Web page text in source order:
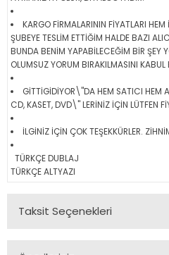
KARGO FİRMALARININ FİYATLARI
ŞUBEYE TESLİM ETTİĞİM HALDE BAZI
BUNDA BENİM YAPABİLECEĞİM BİR ŞEY
OLUMSUZ YORUM BIRAKILMASINI KABUL
GİTTİGİDİYOR\"DA HEM SATICI HEM
CD, KASET, DVD\" LERİNİZ İÇİN LÜTFEN
İLGİNİZ İÇİN ÇOK TEŞEKKÜRLER.
TÜRKÇE DUBLAJ
TÜRKÇE ALTYAZI
Taksit Seçenekleri